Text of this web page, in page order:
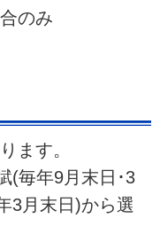
のみ
ます。
(毎年9月末日･3
3月末日)から選